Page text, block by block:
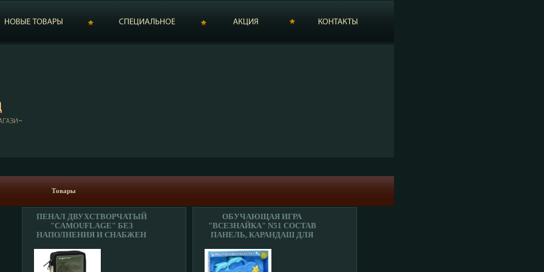
Товары
ПЕНАЛ ДВУХСТВОРЧАТЫЙ
"CAMOUFLAGE" БЕЗ
НАПОЛНЕНИЯ И СНАБЖЕН
ОТКРЫВАЮЩИМИСЯ
ЗАСТЕЖКАМИ-МОЛНИЯМИ
ОБУЧАЮЩАЯ ИГРА
"ВСЕЗНАЙКА" N51 СОСТАВ
ПАНЕЛЬ, КАРАНДАШ ДЛЯ